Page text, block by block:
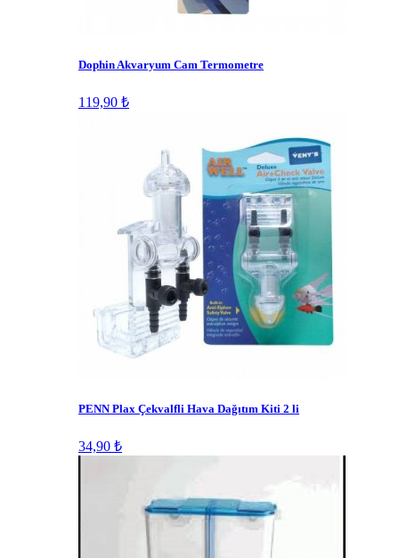
Dophin Akvaryum Cam Termometre
119,90 ₺
PENN Plax Çekvalfli Hava Dağıtım Kiti 2 li
34,90 ₺